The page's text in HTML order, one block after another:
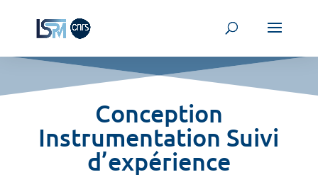
Conception
Instrumentation Suivi
d’expérience